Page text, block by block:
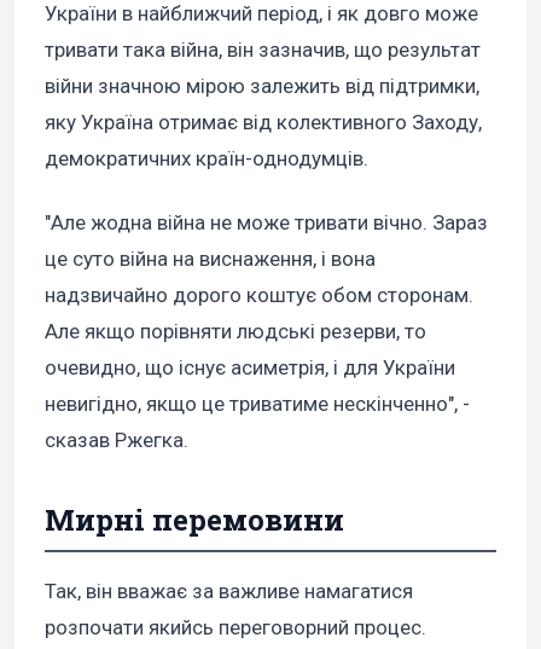
України в найближчий період, і як довго може
тривати така війна, він зазначив, що результат
війни значною мірою залежить від підтримки,
яку Україна отримає від колективного Заходу,
демократичних країн-однодумців.
"Але жодна війна не може тривати вічно. Зараз
це суто війна на виснаження, і вона
надзвичайно дорого коштує обом сторонам.
Але якщо порівняти людські резерви, то
очевидно, що існує асиметрія, і для України
невигідно, якщо це триватиме нескінченно", -
сказав Ржегка.
Мирні перемовини
Так, він вважає за важливе намагатися
розпочати якийсь переговорний процес.